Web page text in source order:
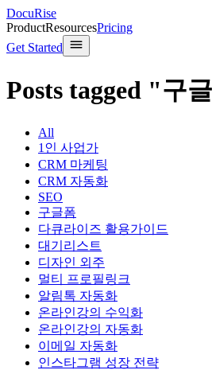
DocuRise
ProductResourcesPricing
Get Started
Posts tagged "구
All
1인 사업가
CRM 마케팅
CRM 자동화
SEO
구글폼
다큐라이즈 활용가이드
대기리스트
디자인 외주
멀티 프로필링크
알림톡 자동화
온라인강의 수익화
온라인강의 자동화
이메일 자동화
인스타그램 성장 전략